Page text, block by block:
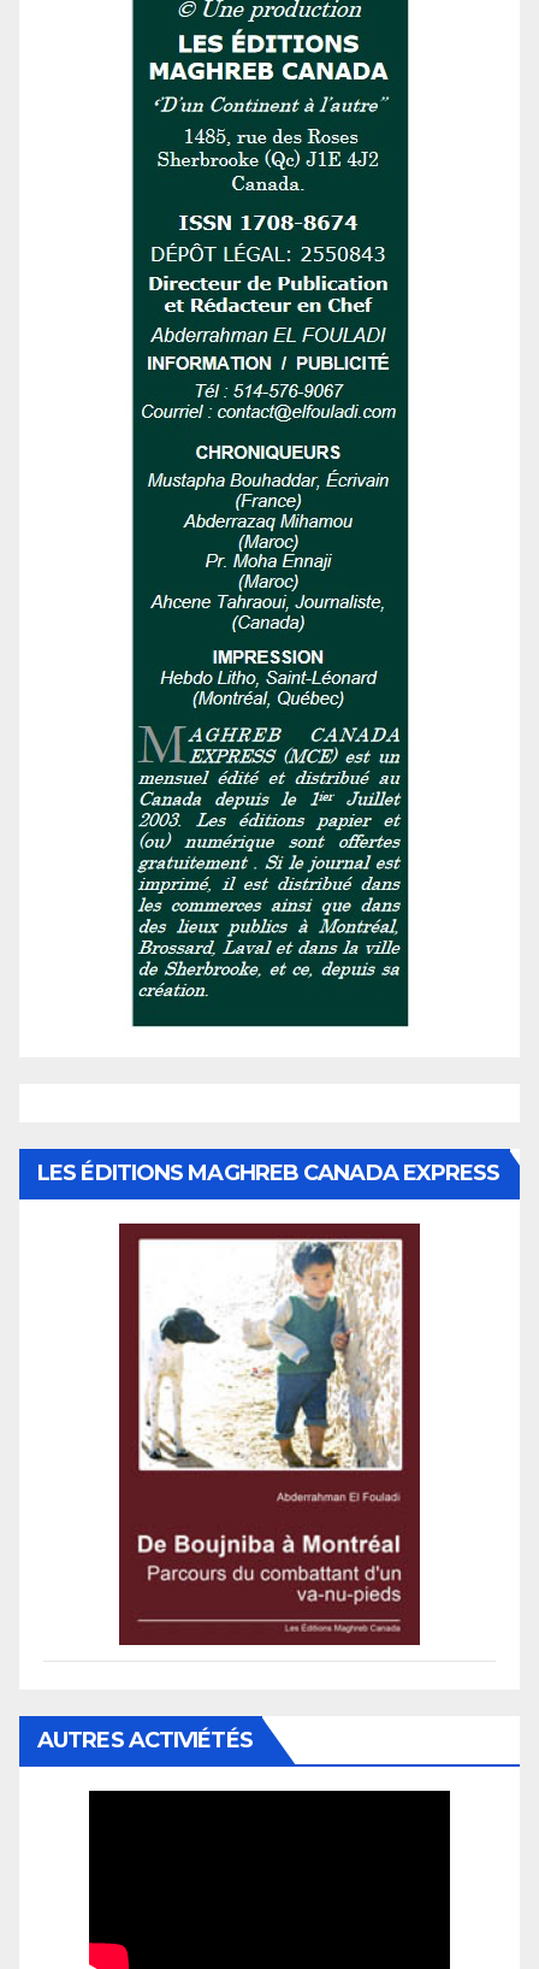
LES ÉDITIONS MAGHREB CANADA EXPRESS
AUTRES ACTIVIÉTÉS